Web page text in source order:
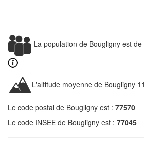
La population de Bougligny est de
L'altitude moyenne de Bougligny
Le code postal de Bougligny est : 77570
Le code INSEE de Bougligny est : 77045